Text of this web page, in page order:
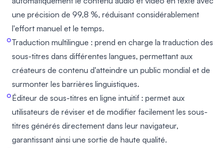
une précision de 99,8 %, réduisant considérablement
l'effort manuel et le temps.
Traduction multilingue : prend en charge la traduction des
sous-titres dans différentes langues, permettant aux
créateurs de contenu d'atteindre un public mondial et de
surmonter les barrières linguistiques.
Éditeur de sous-titres en ligne intuitif : permet aux
utilisateurs de réviser et de modifier facilement les sous-
titres générés directement dans leur navigateur,
garantissant ainsi une sortie de haute qualité.